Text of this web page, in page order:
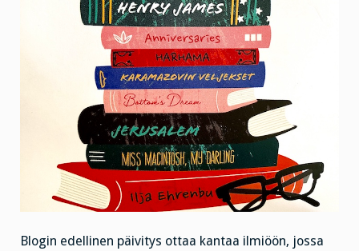
Blogin edellinen päivitys ottaa kantaa ilmiöön, jossa